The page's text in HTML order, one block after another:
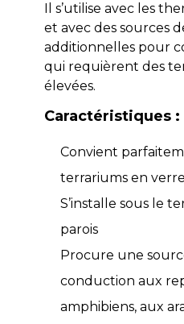
Il s’utilise avec les
et avec des sources
additionnelles pour
qui requièrent des
élevées.
Caractéristiques :
Convient
terrariums en verre
S’installe sous le
parois
Procure une
conduction aux
amphibiens, aux